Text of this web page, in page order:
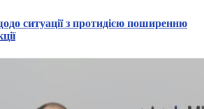
ситуації з протидією поширенню